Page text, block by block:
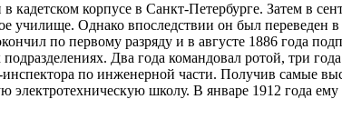
корпусе в Санкт-Петербурге. Затем в
училище. Однако впоследствии он был переведен в
по первому разряду и в августе 1886 года
Два года командовал ротой, три
инспектора по инженерной части. Получив самые
электротехническую школу. В январе 1912 года